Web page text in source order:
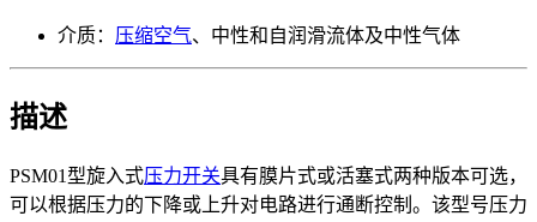
介质： 压缩空气、中性和自润滑流体及中性气体
描述
PSM01型旋入式压力开关具有膜片式或活塞式两种版本可选，
可以根据压力的下降或上升对电路进行通断控制。该型号压力